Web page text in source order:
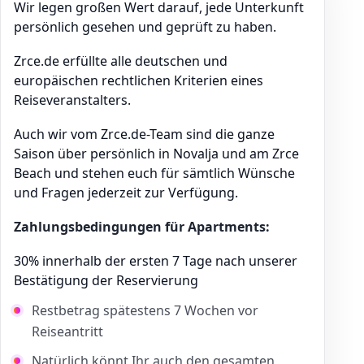
Wir legen großen Wert darauf, jede Unterkunft
persönlich gesehen und geprüft zu haben.
Zrce.de erfüllte alle deutschen und
europäischen rechtlichen Kriterien eines
Reiseveranstalters.
Auch wir vom Zrce.de-Team sind die ganze
Saison über persönlich in Novalja und am Zrce
Beach und stehen euch für sämtlich Wünsche
und Fragen jederzeit zur Verfügung.
Zahlungsbedingungen für Apartments:
30% innerhalb der ersten 7 Tage nach unserer
Bestätigung der Reservierung
Restbetrag spätestens 7 Wochen vor
Reiseantritt